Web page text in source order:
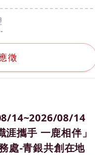
具輔助)
徵
14~2026/08/14
攜手 一鹿相伴」
處-青銀共創在地